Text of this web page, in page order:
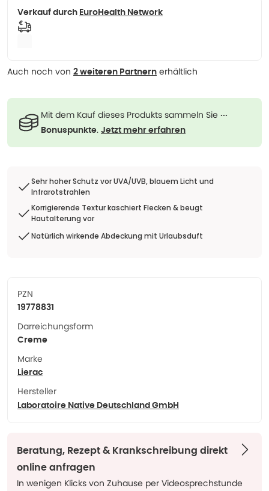
Verkauf durch EuroHealth Network
Auch noch von 2 weiteren Partnern erhältlich
Mit dem Kauf dieses Produkts sammeln Sie ···
Bonuspunkte. Jetzt mehr erfahren
Sehr hoher Schutz vor UVA/UVB, blauem Licht und
Infrarotstrahlen
Korrigierende Textur kaschiert Flecken & beugt
Hautalterung vor
Natürlich wirkende Abdeckung mit Urlaubsduft
PZN
19778831
Darreichungsform
Creme
Marke
Lierac
Hersteller
Laboratoire Native Deutschland GmbH
Beratung, Rezept & Krankschreibung direkt
online anfragen
In wenigen Klicks von Zuhause per Videosprechstunde